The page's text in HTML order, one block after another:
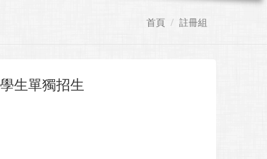
首頁 註冊組
生單獨招生